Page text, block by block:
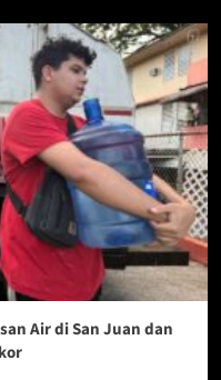
Air di San Juan dan